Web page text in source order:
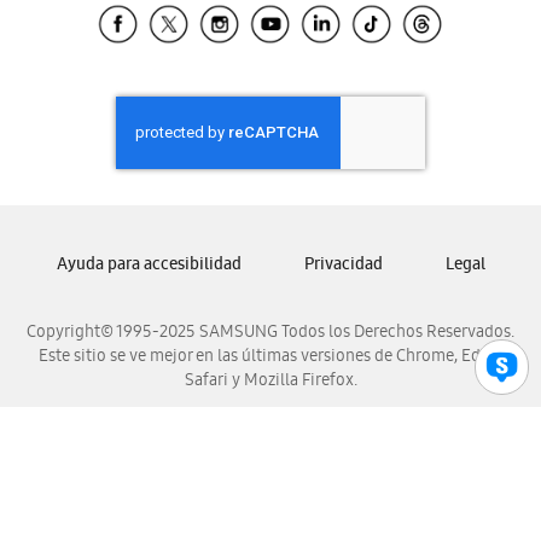
Samsung El Salvador
Samsung Honduras
Samsung Nicaragua
Samsung Panamá
Samsung Venezuela
Copyright© 1995-2025 SAMSUNG Todos los Derechos Reservados.
Este sitio se ve mejor en las últimas versiones de Chrome, Edge,
Safari y Mozilla Firefox.
Ayuda para accesibilidad Privacidad Legal